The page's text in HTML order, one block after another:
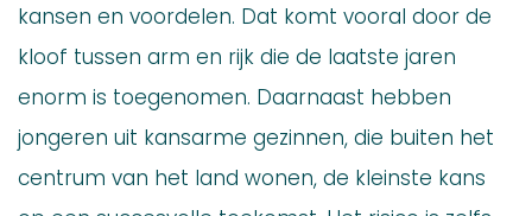
kansen en voordelen. Dat komt vooral door de
kloof tussen arm en rijk die de laatste jaren
enorm is toegenomen. Daarnaast hebben
jongeren uit kansarme gezinnen, die buiten het
centrum van het land wonen, de kleinste kans